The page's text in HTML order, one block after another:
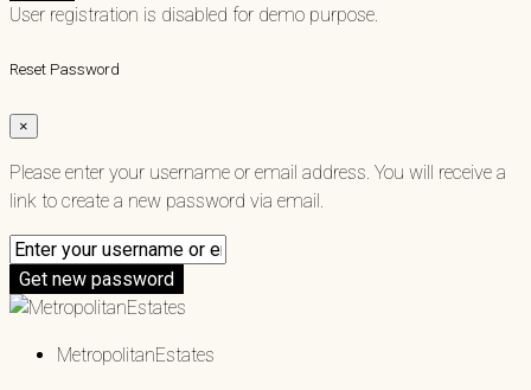
User registration is disabled for demo purpose.
Reset Password
×
Please enter your username or email address. You will receive a
link to create a new password via email.
Get new password
MetropolitanEstates